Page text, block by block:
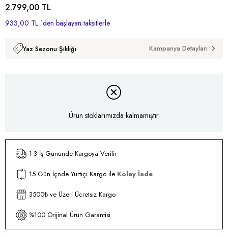
2.799,00 TL
933,00 TL `den başlayan taksitlerle
Yaz Sezonu Şıklığı Kampanya Detayları
Ürün stoklarımızda kalmamıştır.
1-3 İş Gününde Kargoya Verilir
15 Gün İçnde Yurtiçi Kargo ile Kolay İade
3500₺ ve Üzeri Ücretsiz Kargo
%100 Orijinal Ürün Garantisi